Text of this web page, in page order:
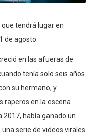
que tendrá lugar en
de agosto.
en las afueras de
tenía solo seis años.
su hermano, y
raperos en la escena
2017, había ganado un
serie de videos virales